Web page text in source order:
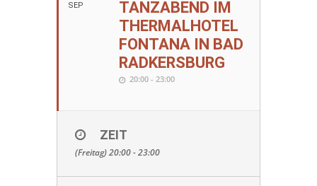
SEP
TANZABEND IM
THERMALHOTEL
FONTANA IN BAD
RADKERSBURG
20:00 - 23:00
ZEIT
(Freitag) 20:00 - 23:00